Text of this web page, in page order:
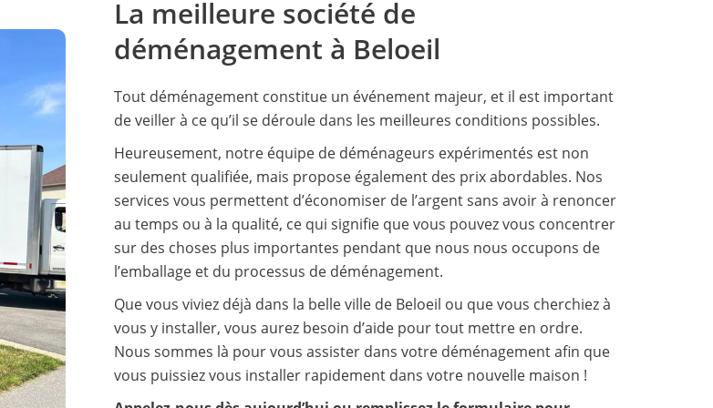
La meilleure société de
déménagement à Beloeil
Tout déménagement constitue un événement majeur, et il est important
de veiller à ce qu’il se déroule dans les meilleures conditions possibles.
Heureusement, notre équipe de déménageurs expérimentés est non
seulement qualifiée, mais propose également des prix abordables. Nos
services vous permettent d’économiser de l’argent sans avoir à renoncer
au temps ou à la qualité, ce qui signifie que vous pouvez vous concentrer
sur des choses plus importantes pendant que nous nous occupons de
l’emballage et du processus de déménagement.
Que vous viviez déjà dans la belle ville de Beloeil ou que vous cherchiez à
vous y installer, vous aurez besoin d’aide pour tout mettre en ordre.
Nous sommes là pour vous assister dans votre déménagement afin que
vous puissiez vous installer rapidement dans votre nouvelle maison !